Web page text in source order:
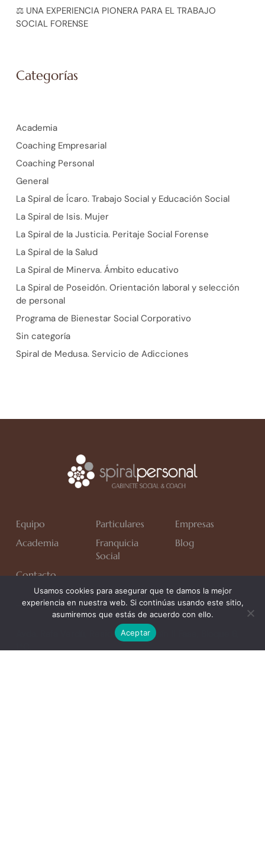
⚖️ UNA EXPERIENCIA PIONERA PARA EL TRABAJO
SOCIAL FORENSE
Categorías
Academia
Coaching Empresarial
Coaching Personal
General
La Spiral de Ícaro. Trabajo Social y Educación Social
La Spiral de Isis. Mujer
La Spiral de la Justicia. Peritaje Social Forense
La Spiral de la Salud
La Spiral de Minerva. Ámbito educativo
La Spiral de Poseidón. Orientación laboral y selección
de personal
Programa de Bienestar Social Corporativo
Sin categoría
Spiral de Medusa. Servicio de Adicciones
Equipo Particulares
Empresas
Academia
Franquicia
Social
Blog
Contacto
Avda. Rafa Verdú, Residencial Chapín II Fase, Bloque 6,
Usamos cookies para asegurar que te damos la mejor
experiencia en nuestra web. Si continúas usando este sitio,
asumiremos que estás de acuerdo con ello.
Aceptar